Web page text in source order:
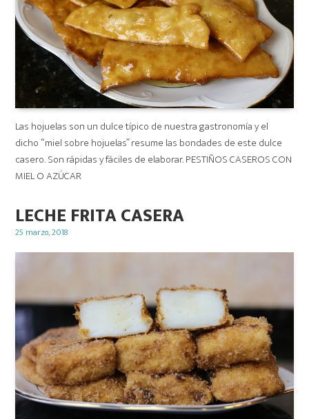
Las hojuelas son un dulce típico de nuestra gastronomía y el
dicho “miel sobre hojuelas” resume las bondades de este dulce
casero. Son rápidas y fáciles de elaborar. PESTIÑOS CASEROS CON
MIEL O AZÚCAR
LECHE FRITA CASERA
Posted
25 marzo, 2018